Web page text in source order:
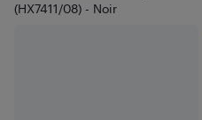
(HX7411/08) - Noir